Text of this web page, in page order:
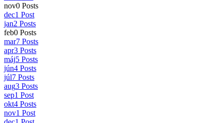
nov0 Posts
dec1 Post
jan2 Posts
feb0 Posts
mar7 Posts
apr3 Posts
máj5 Posts
jún4 Posts
júl7 Posts
aug3 Posts
sep1 Post
okt4 Posts
nov1 Post